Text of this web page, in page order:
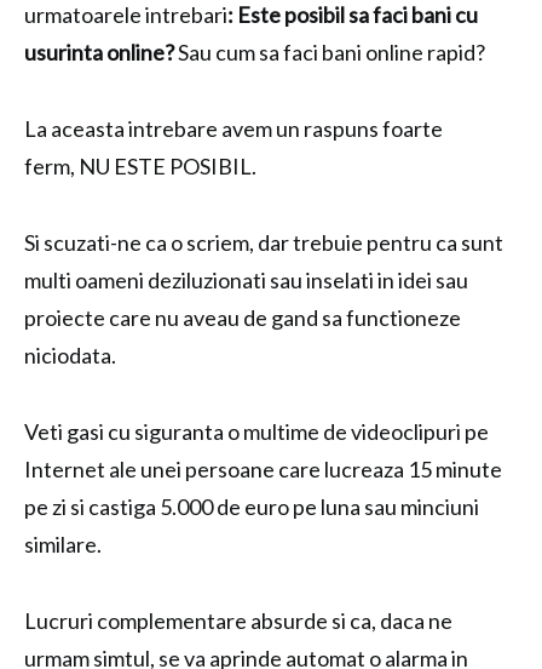
urmatoarele intrebari: Este posibil sa faci bani cu
usurinta online?Sau cum sa faci bani online rapid?
La aceasta intrebare avem un raspuns foarte
ferm, NU ESTE POSIBIL.
Si scuzati-ne ca o scriem, dar trebuie pentru ca sunt
multi oameni deziluzionati sau inselati in idei sau
proiecte care nu aveau de gand sa functioneze
niciodata.
Veti gasi cu siguranta o multime de videoclipuri pe
Internet ale unei persoane care lucreaza 15 minute
pe zi si castiga 5.000 de euro pe luna sau minciuni
similare.
Lucruri complementare absurde si ca, daca ne
urmam simtul, se va aprinde automat o alarma in